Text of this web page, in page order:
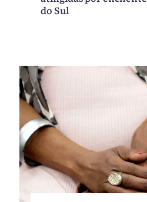
do Sul